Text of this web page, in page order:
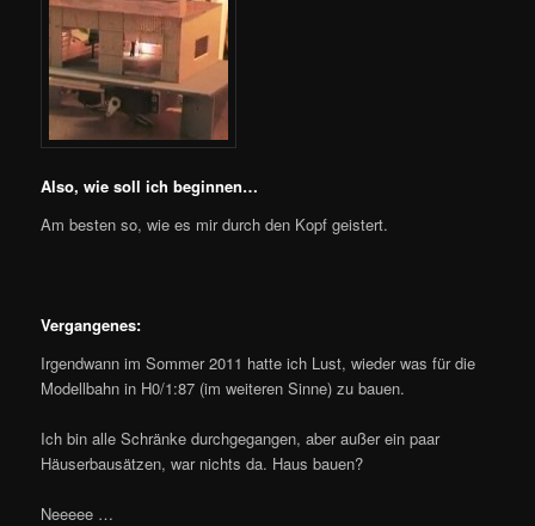
Also, wie soll ich beginnen…
Am besten so, wie es mir durch den Kopf geistert.
Vergangenes:
Irgendwann im Sommer 2011 hatte ich Lust, wieder was für die
Modellbahn in H0/1:87 (im weiteren Sinne) zu bauen.
Ich bin alle Schränke durchgegangen, aber außer ein paar
Häuserbausätzen, war nichts da. Haus bauen?
Neeeee …